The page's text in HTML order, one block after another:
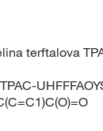
terftalova